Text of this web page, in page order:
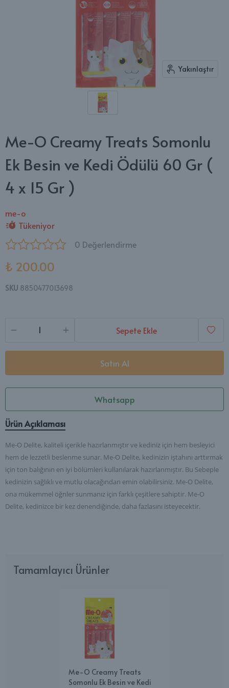
Yakınlaştır
Me-O Creamy Treats Somonlu
Ek Besin ve Kedi Ödülü 60 Gr (
4 x 15 Gr )
me-o
Tükeniyor
0 Değerlendirme
₺ 200.00
SKU 8850477013698
Sepete Ekle
Satın Al
Whatsapp
Ürün Açıklaması
Me-O Delite, kaliteli içerikle hazırlanmıştır ve kediniz için hem besleyici
hem de lezzetli beslenme sunar. Me-O Delite, kedinizin iştahını arttırmak
için ton balığının en iyi bölümleri kullanılarak hazırlanmıştır. Bu Sebeple
kedinizin sağlıklı ve mutlu olacağından emin olabilirsiniz. Me-O Delite,
ona mükemmel öğnler sunmanız için farklı çeşitlere sahiptir. Me-O
Delite, kedinizce bir kez denendiğinde, daha fazlasını isteyecektir.
Tamamlayıcı Ürünler
Me-O Creamy Treats
Somonlu Ek Besin ve Kedi